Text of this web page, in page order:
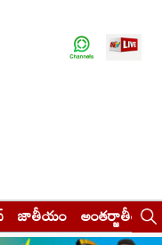
జాతీయం అంతర్జాతీయం